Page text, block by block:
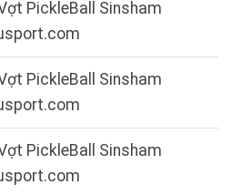
PickleBall Sinsham
PickleBall Sinsham
PickleBall Sinsham